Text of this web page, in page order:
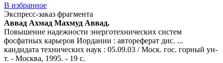
В избранное
Экспресс-заказ фрагмента
Аввад Ахмад Махмуд Аввад.
Повышение надежности энерготехнических систем
фосфатных карьеров Иордании : автореферат дис. ...
кандидата технических наук : 05.09.03 / Моск. гос. горный ун-
т. - Москва, 1995. - 19 с.